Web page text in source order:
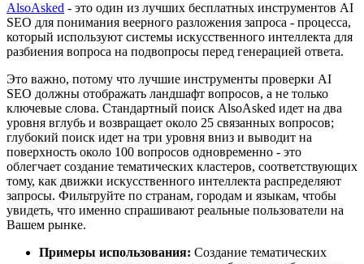
AlsoAsked - это один из лучших бесплатных инструментов AI
SEO для понимания веерного разложения запроса - процесса,
который используют системы искусственного интеллекта для
разбиения вопроса на подвопросы перед генерацией ответа.
Это важно, потому что лучшие инструменты проверки AI
SEO должны отображать ландшафт вопросов, а не только
ключевые слова. Стандартный поиск AlsoAsked идет на два
уровня вглубь и возвращает около 25 связанных вопросов;
глубокий поиск идет на три уровня вниз и выводит на
поверхность около 100 вопросов одновременно - это
облегчает создание тематических кластеров, соответствующих
тому, как движки искусственного интеллекта распределяют
запросы. Фильтруйте по странам, городам и языкам, чтобы
увидеть, что именно спрашивают реальные пользователи на
Вашем рынке.
Примеры использования: Создание тематических